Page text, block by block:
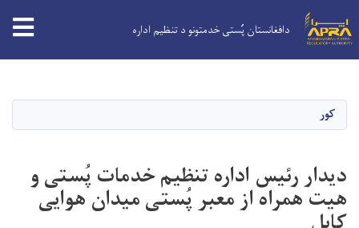
دافغانستان پُستی خدمتونو د تنظیم اداره
کور
دیدار رئیس اداره تنظیم خدمات پُستی و
هیت همراه از معبر پُستی میدان هوایی